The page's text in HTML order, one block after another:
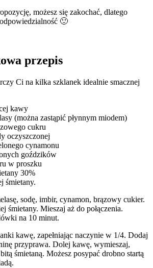
możesz się zakochać, dlatego
🙂
przepis
Ci na kilka szklanek idealnie smacznej
kawy
(można zastąpić płynnym miodem)
cukru
oczyszczonej
cynamonu
goździków
w proszku
30%
śmietany.
sodę, imbir, cynamon, brązowy cukier.
śmietany. Mieszaj aż do połączenia.
na 10 minut.
kawę, zapełniając naczynie w 1/4. Dodaj
przyprawa. Dolej kawę, wymieszaj,
śmietaną. Możesz posypać drobno startą